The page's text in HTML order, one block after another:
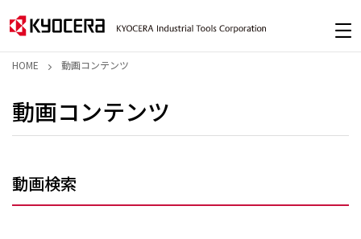
HOME 動画コンテンツ
動画コンテンツ
動画検索